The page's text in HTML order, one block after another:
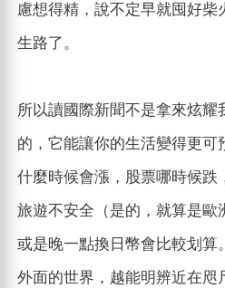
慮想得精，說不定早就囤好柴
生路了。
所以讀國際新聞不是拿來炫耀
的，它能讓你的生活變得更可
什麼時候會漲，股票哪時候跌
旅遊不安全（是的，就算是歐
或是晚一點換日幣會比較划算
外面的世界，越能明辨近在咫